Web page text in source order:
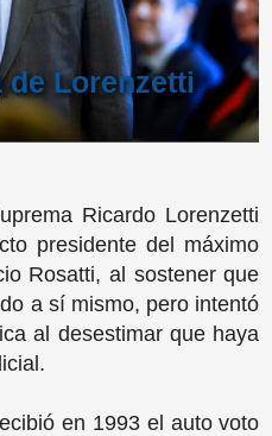
de Lorenzetti
Ricardo Lorenzetti
presidente del máximo
Rosatti, al sostener que
a sí mismo, pero intentó
al desestimar que haya
en 1993 el auto voto